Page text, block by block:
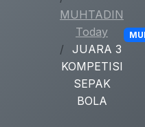
MUHTADIN
Today
JUARA 3
KOMPETISI
SEPAK
BOLA